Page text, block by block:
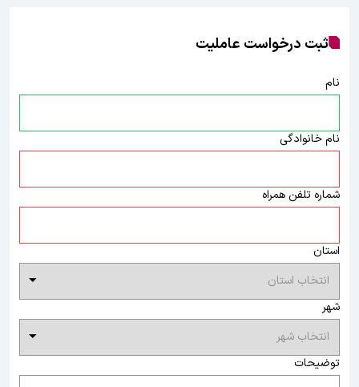
ثبت درخواست عاملیت
نام
نام خانوادگی
شماره تلفن همراه
استان
شهر
توضیحات